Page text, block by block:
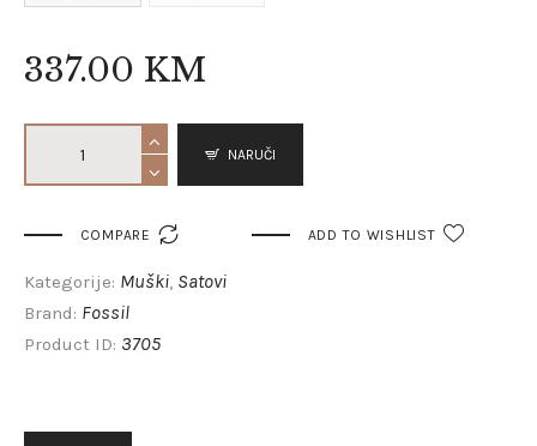
337.00 KM
NARUČI
COMPARE  ADD TO WISHLIST
Kategorije: Muški, Satovi
Brand: Fossil
Product ID: 3705